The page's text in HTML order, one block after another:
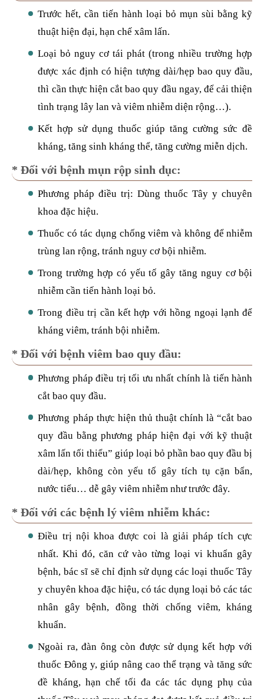
Trước hết, cần tiến hành loại bỏ mụn sùi bằng kỹ
thuật hiện đại, hạn chế xâm lấn.
Loại bỏ nguy cơ tái phát (trong nhiều trường hợp
được xác định có hiện tượng dài/hẹp bao quy đầu,
thì cần thực hiện cắt bao quy đầu ngay, để cải thiện
tình trạng lây lan và viêm nhiễm diện rộng…).
Kết hợp sử dụng thuốc giúp tăng cường sức đề
kháng, tăng sinh kháng thể, tăng cường miễn dịch.
* Đối với bệnh mụn rộp sinh dục:
Phương pháp điều trị: Dùng thuốc Tây y chuyên
khoa đặc hiệu.
Thuốc có tác dụng chống viêm và không để nhiễm
trùng lan rộng, tránh nguy cơ bội nhiễm.
Trong trường hợp có yếu tố gây tăng nguy cơ bội
nhiễm cần tiến hành loại bỏ.
Trong điều trị cần kết hợp với hồng ngoại lạnh để
kháng viêm, tránh bội nhiễm.
* Đối với bệnh viêm bao quy đầu:
Phương pháp điều trị tối ưu nhất chính là tiến hành
cắt bao quy đầu.
Phương pháp thực hiện thủ thuật chính là “cắt bao
quy đầu bằng phương pháp hiện đại với kỹ thuật
xâm lấn tối thiểu” giúp loại bỏ phần bao quy đầu bị
dài/hẹp, không còn yếu tố gây tích tụ cặn bẩn,
nước tiểu… dễ gây viêm nhiễm như trước đây.
* Đối với các bệnh lý viêm nhiễm khác:
Điều trị nội khoa được coi là giải pháp tích cực
nhất. Khi đó, căn cứ vào từng loại vi khuẩn gây
bệnh, bác sĩ sẽ chỉ định sử dụng các loại thuốc Tây
y chuyên khoa đặc hiệu, có tác dụng loại bỏ các tác
nhân gây bệnh, đồng thời chống viêm, kháng
khuẩn.
Ngoài ra, đàn ông còn được sử dụng kết hợp với
thuốc Đông y, giúp nâng cao thể trạng và tăng sức
đề kháng, hạn chế tối đa các tác dụng phụ của